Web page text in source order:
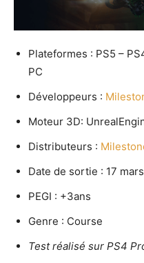
Plateformes : PS5 –
PC
Développeurs :
Moteur 3D:
Distributeurs :
Date de sortie : 17
PEGI : +3ans
Genre : Course
Test réalisé sur PS4